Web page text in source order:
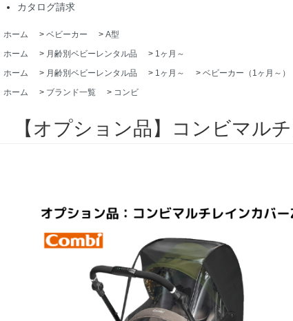
カタログ請求
ホーム > ベビーカー > A型
ホーム
> 月齢別ベビーレンタル品 > 1ヶ月～
ホーム
> 月齢別ベビーレンタル品 > 1ヶ月～ > ベビーカー（1ヶ月～）
ホーム
> ブランド一覧 > コンビ
【オプション品】コンビマル